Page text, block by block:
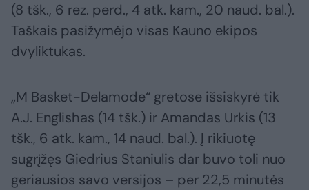
(8 tšk., 6 rez. perd., 4 atk. kam., 20 naud. bal.).
Taškais pasižymėjo visas Kauno ekipos
dvyliktukas.
„M Basket-Delamode“ gretose išsiskyrė tik
A.J. Englishas (14 tšk.) ir Amandas Urkis (13
tšk., 6 atk. kam., 14 naud. bal.). Į rikiuotę
sugrįžęs Giedrius Staniulis dar buvo toli nuo
geriausios savo versijos – per 22,5 minutės